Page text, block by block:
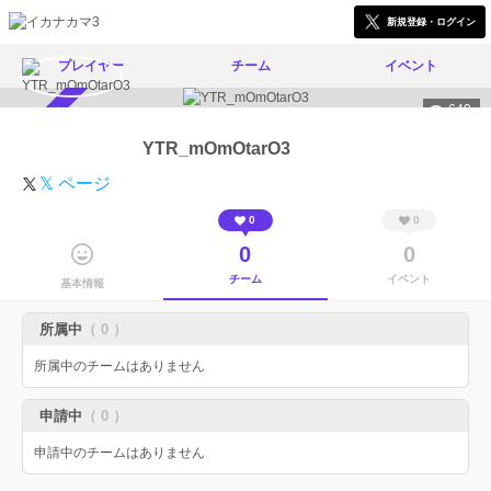
新規登録・ログイン
プレイヤー チーム イベント
649
YTR_mOmOtarO3
𝕏 ページ
基本情報
0
0
チーム
0
0
イベント
所属中 （ 0 ）
所属中のチームはありません
申請中 （ 0 ）
申請中のチームはありません